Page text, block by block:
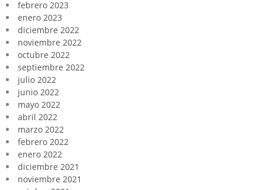
febrero 2023
enero 2023
diciembre 2022
noviembre 2022
octubre 2022
septiembre 2022
julio 2022
junio 2022
mayo 2022
abril 2022
marzo 2022
febrero 2022
enero 2022
diciembre 2021
noviembre 2021